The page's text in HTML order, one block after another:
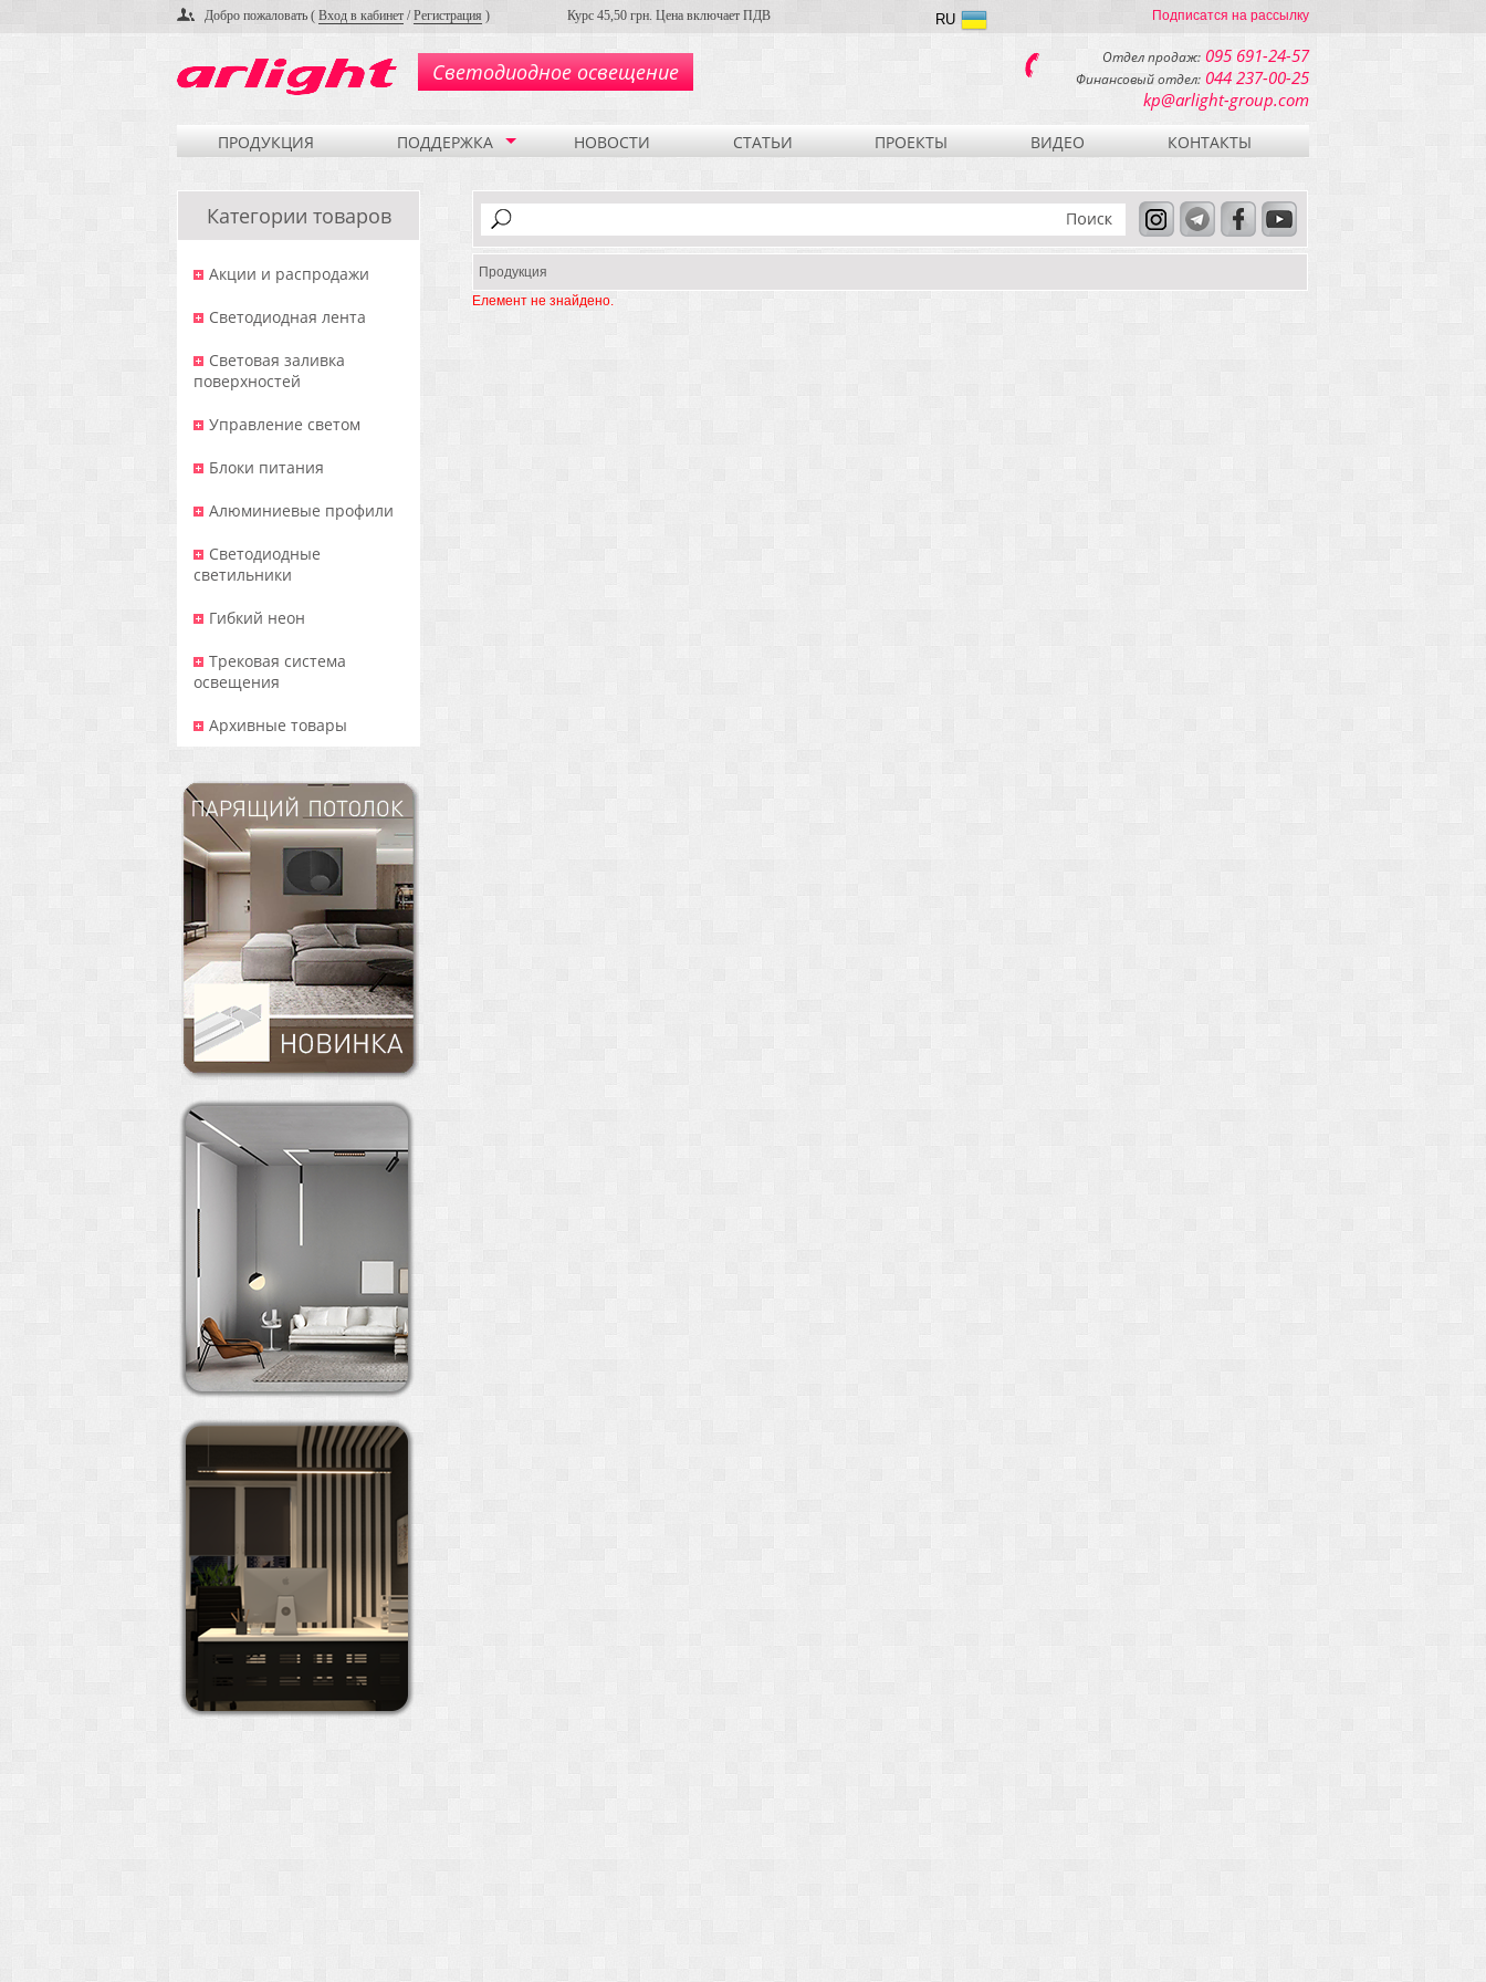
Добро пожаловать ( Вход в кабинет /Регистрация ) Курс 45,50 грн. Цена включает ПДВ Подписатся на рассылку
RU
Светодиодное освещение
Отдел продаж: 095 691-24-57
Финансовый отдел: 044 237-00-25
kp@arlight-group.com
ПРОДУКЦИЯ ПОДДЕРЖКА НОВОСТИ СТАТЬИ ПРОЕКТЫ ВИДЕО КОНТАКТЫ
Категории товаров
Акции и распродажи
Светодиодная лента
Световая заливка
поверхностей
Управление светом
Блоки питания
Алюминиевые профили
Светодиодные
светильники
Гибкий неон
Трековая система
освещения
Архивные товары
Продукция
Елемент не знайдено.